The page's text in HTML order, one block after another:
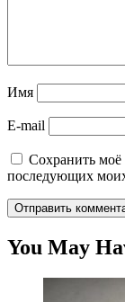
Имя
E-mail
Сохранить моё
последующих
You May